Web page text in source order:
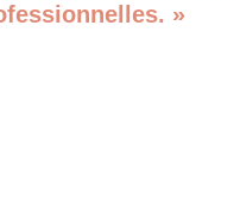
»